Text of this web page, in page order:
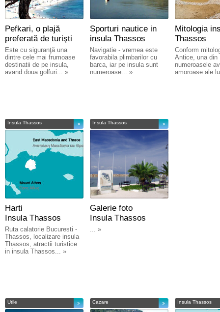
Pefkari, o plajă
preferată de turişti
Este cu siguranţă una
dintre cele mai frumoase
destinatii de pe insula,
avand doua golfuri... »
Sporturi nautice in
insula Thassos
Navigatie - vremea este
favorabila plimbarilor cu
barca, iar pe insula sunt
numeroase... »
Mitologia
Thassos
Conform
Antice, una din
numeroasele
amoroase ale
Insula Thassos
Harti
Insula Thassos
Ruta calatorie Bucuresti -
Thassos, localizare insula
Thassos, atractii turistice
in insula Thassos... »
Insula Thassos
Galerie foto
Insula Thassos
... »
Utile Cazare Insula Thassos